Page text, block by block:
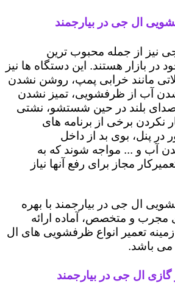
ال جی در بیارجمند
نیز از جمله محبوب ترین
بازار هستند. این دستگاه ها نیز
مانند خرابی پمپ، روشن نشدن
آب از ظرفشویی، تمیز نشدن
بلند در حین شستشو، نشتی
نکردن برخی از برنامه های
پنل، بوی بد از داخل
آب و ... مواجه شوند که به
مجاز برای رفع آنها نیاز
ال جی در بیارجمند با بهره
مجرب و متخصص، آماده ارائه
تعمیر انواع ظرفشویی های ال
می باشد.
گازی ال جی در بیارجمند